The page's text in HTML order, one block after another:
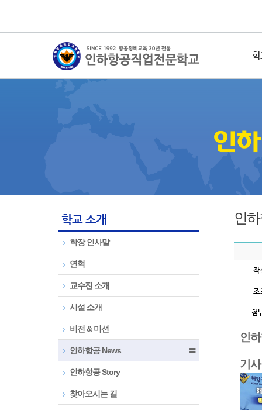
학
학교 소개
학장 인사말
연혁
교수진 소개
시설 소개
비전 & 미션
인하항공 News 〓
인하항공 Story
찾아오시는 길
인
작
조
첨
인
기